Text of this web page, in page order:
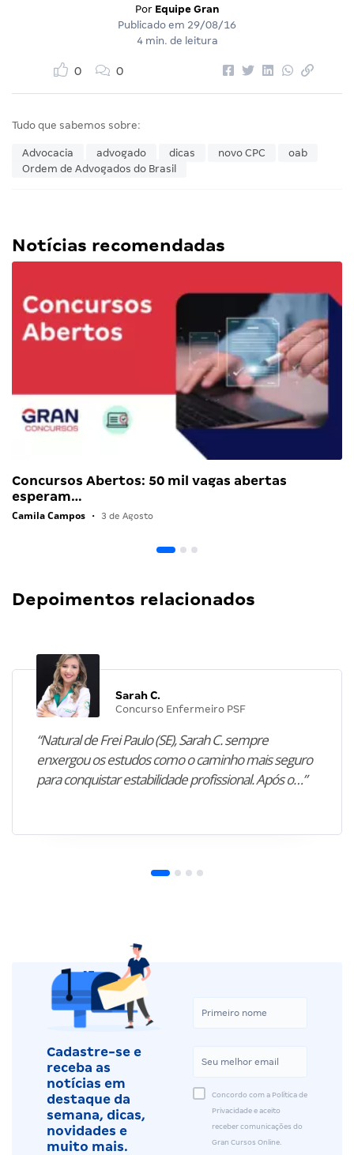
Por Equipe Gran
Publicado em 29/08/16
4 min. de leitura
0 0
Tudo que sabemos sobre:
Advocacia advogado dicas novo CPC
oab
Ordem de Advogados do Brasil
Notícias recomendadas
Concursos Abertos: 50 mil vagas abertas
esperam…
Camila Campos • 3 de Agosto
Depoimentos relacionados
Sarah C.
Concurso Enfermeiro PSF
“Natural de Frei Paulo (SE), Sarah C. sempre
enxergou os estudos como o caminho mais seguro
para conquistar estabilidade profissional. Após o…”
Cadastre-se e
receba as
notícias em
destaque da
semana, dicas,
novidades e
muito mais.
Concordo com a Política de
Privacidade e aceito
receber comunicações do
Gran Cursos Online.